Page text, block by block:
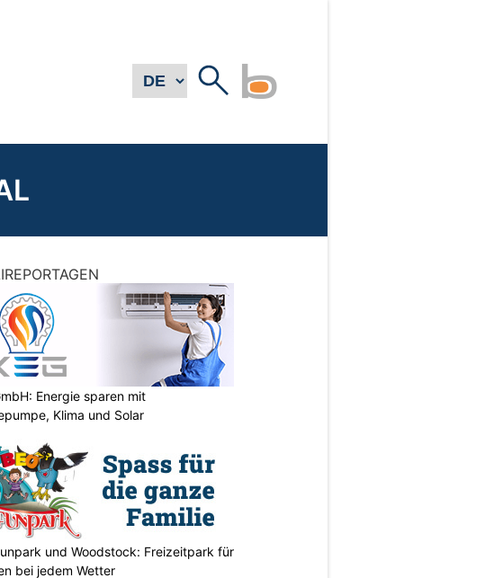
Energie sparen mit
Klima und Solar
und Woodstock: Freizeitpark für
bei jedem Wetter